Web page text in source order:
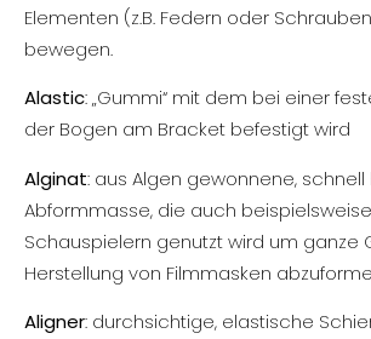
Elementen (z.B. Federn oder
bewegen.
Alastic: „Gummi“ mit dem bei einer
der Bogen am Bracket befestigt wird
Alginat: aus Algen gewonnene,
Abformmasse, die auch
Schauspielern genutzt wird um ganze
Herstellung von Filmmasken
Aligner: durchsichtige, elastische